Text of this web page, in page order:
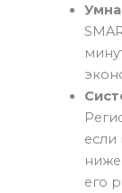
если
его